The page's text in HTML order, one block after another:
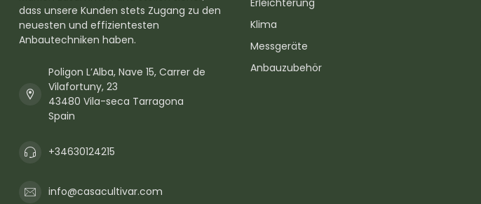
dass unsere Kunden stets Zugang zu den
neuesten und effizientesten
Anbautechniken haben.
Poligon L’Alba, Nave 15, Carrer de
Vilafortuny, 23
43480 Vila-seca Tarragona
Spain
+34630124215
info@casacultivar.com
Klima
Messgeräte
Anbauzubehör